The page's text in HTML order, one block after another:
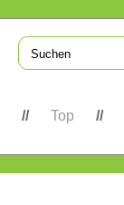
Top